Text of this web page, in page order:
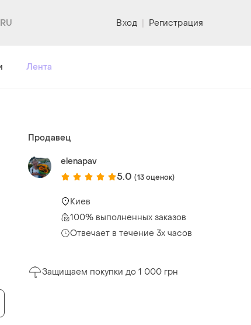
Вход | Регистрация
Лента
Продавец
elenapav
5.0 (13 оценок)
Киев
100% выполненных заказов
Отвечает в течение 3х часов
Защищаем покупки до 1 000 грн